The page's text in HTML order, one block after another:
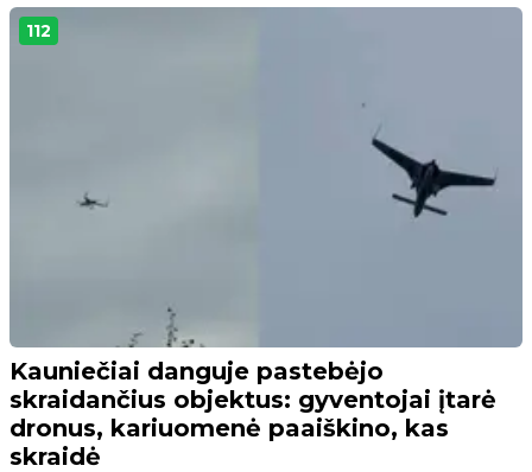
112
Kauniečiai danguje pastebėjo
skraidančius objektus: gyventojai įtarė
dronus, kariuomenė paaiškino, kas
skraidė